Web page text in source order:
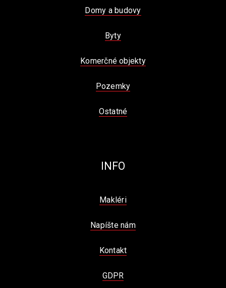
Domy a budovy
Byty
Komerčné objekty
Pozemky
Ostatné
INFO
Makléri
Napíšte nám
Kontakt
GDPR